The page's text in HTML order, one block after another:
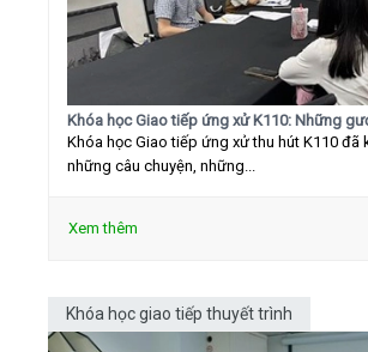
Khóa học Giao tiếp ứng xử K110: Những
Khóa học Giao tiếp ứng xử thu hút K110 đã
những câu chuyện, những...
Xem thêm
Khóa học giao tiếp thuyết trình